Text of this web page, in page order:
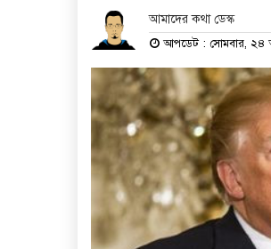
আমাদের কথা ডেস্ক
আপডেট : সোমবার, ২৪